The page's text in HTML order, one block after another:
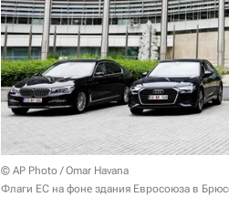
© AP Photo / Omar Havana
Флаги ЕС на фоне здания Евросоюза в